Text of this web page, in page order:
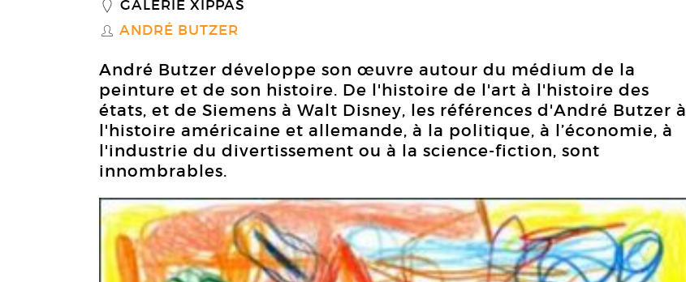
_ GALERIE XIPPAS
S ANDRÉ BUTZER
André Butzer développe son œuvre autour du médium de la
peinture et de son histoire. De l'histoire de l'art à l'histoire des
états, et de Siemens à Walt Disney, les références d'André Butzer à
l'histoire américaine et allemande, à la politique, à l’économie, à
l'industrie du divertissement ou à la science-fiction, sont
innombrables.